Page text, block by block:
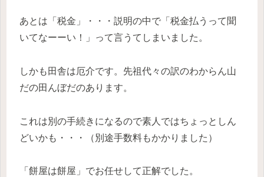
あとは「税金」・・・説明の中で「税金払うって聞
いてなーーい！」って言うてしまいました。
しかも田舎は厄介です。先祖代々の訳のわからん山
だの田んぼだのあります。
これは別の手続きになるので素人ではちょっとしん
どいかも・・・（別途手数料もかかりました）
「餅屋は餅屋」でお任せして正解でした。